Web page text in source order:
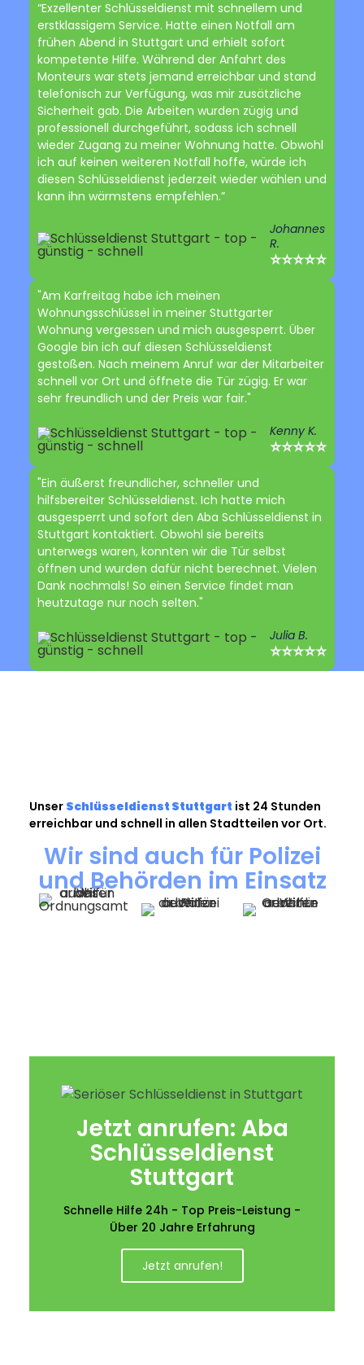
“Exzellenter Schlüsseldienst mit schnellem und
erstklassigem Service. Hatte einen Notfall am
frühen Abend in Stuttgart und erhielt sofort
kompetente Hilfe. Während der Anfahrt des
Monteurs war stets jemand erreichbar und stand
telefonisch zur Verfügung, was mir zusätzliche
Sicherheit gab. Die Arbeiten wurden zügig und
professionell durchgeführt, sodass ich schnell
wieder Zugang zu meiner Wohnung hatte. Obwohl
ich auf keinen weiteren Notfall hoffe, würde ich
diesen Schlüsseldienst jederzeit wieder wählen und
kann ihn wärmstens empfehlen.”
Johannes
R.
⭐⭐⭐⭐⭐
"Am Karfreitag habe ich meinen
Wohnungsschlüssel in meiner Stuttgarter
Wohnung vergessen und mich ausgesperrt. Über
Google bin ich auf diesen Schlüsseldienst
gestoßen. Nach meinem Anruf war der Mitarbeiter
schnell vor Ort und öffnete die Tür zügig. Er war
sehr freundlich und der Preis war fair."
Kenny K.
⭐⭐⭐⭐⭐
"Ein äußerst freundlicher, schneller und
hilfsbereiter Schlüsseldienst. Ich hatte mich
ausgesperrt und sofort den Aba Schlüsseldienst in
Stuttgart kontaktiert. Obwohl sie bereits
unterwegs waren, konnten wir die Tür selbst
öffnen und wurden dafür nicht berechnet. Vielen
Dank nochmals! So einen Service findet man
heutzutage nur noch selten."
Julia B.
⭐⭐⭐⭐⭐
Unser Schlüsseldienst Stuttgart ist 24 Stunden
erreichbar und schnell in allen Stadtteilen vor Ort.
Wir sind auch für Polizei
und Behörden im Einsatz
Jetzt anrufen: Aba
Schlüsseldienst
Stuttgart
Schnelle Hilfe 24h - Top Preis-Leistung -
Über 20 Jahre Erfahrung
Jetzt anrufen!